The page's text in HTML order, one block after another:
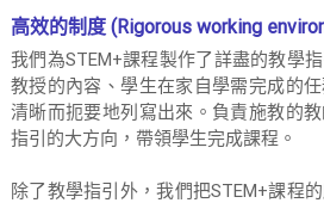
高效的制度 (Rigorous working
我們為STEM+課程製作了詳盡的教學
教授的內容、學生在家自學需完成的
清晰而扼要地列寫出來。負責施教的
指引的大方向，帶領學生完成課程。
除了教學指引外，我們把STEM+課程